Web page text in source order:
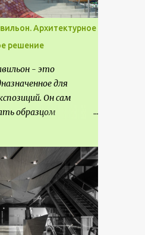
в качестве
Другие для
пунктов и
Архитектурное
решение
- это
для
Он сам
образцом
это
и
Выставочные
на:
передвижные